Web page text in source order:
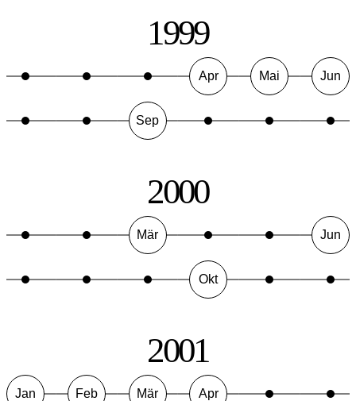
1999
Apr Mai Jun
Sep
2000
Mär Jun
Okt
2001
Jan Feb Mär Apr